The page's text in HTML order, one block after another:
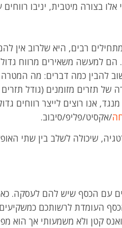
בצורה מיטבית, יניבו
רבים, היא שלרוב אין
למעשה משאירים מרווח גדול
להבין כמה דברים: מה המטרה
של תזרים מזומנים (גודל
אנו רוצים לייצר רווחים
/אקסיט/פליפ/סיבוב.
שיכולה לשלב בין שתי
עם הכסף שיש להם לעסקה. כאן
העומדת לרשותכם
קטן ולא משמעותי אך הוא